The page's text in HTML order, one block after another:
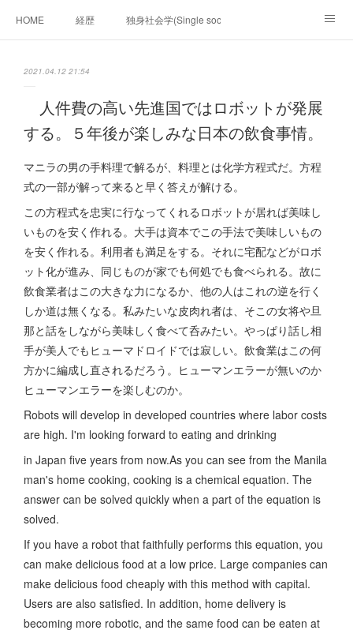
HOME 経歴 独身社会学(Single sociology)と高齢化社会学
移動出来て、工場で作る建物。未来２１００研究所
「心神の夢想２０２０」 フィリピンマンションは買うべきでは無い理由は全
海外生活の掟
フィリピンの問題点 フィリピンの歴史
フィリピン経済談義 ファッションを考える 漫画
未来２１００研究所他のアイデアマニラ男の手料理 総集編
https://globalclub.amebaownd.com/
2021.04.12 21:54
人件費の高い先進国ではロボットが発展
する。５年後が楽しみな日本の飲食事情。
マニラの男の手料理で解るが、料理とは化学方程式だ。方程
式の一部が解って来ると早く答えが解ける。
この方程式を忠実に行なってくれるロボットが居れば美味し
いものを安く作れる。大手は資本でこの手法で美味しいもの
を安く作れる。利用者も満足をする。それに宅配などがロボ
ット化が進み、同じものが家でも何処でも食べられる。故に
飲食業者はこの大きな力になるか、他の人はこれの逆を行く
しか道は無くなる。私みたいな皮肉れ者は、そこの女将や旦
那と話をしながら美味しく食べて呑みたい。やっぱり話し相
手が美人でもヒューマドロイドでは寂しい。飲食業はこの何
方かに編成し直されるだろう。ヒューマンエラーが無いのか
ヒューマンエラーを楽しむのか。
Robots will develop in developed countries where labor costs
are high. I'm looking forward to eating and drinking
in Japan five years from now.As you can see from the Manila
man's home cooking, cooking is a chemical equation. The
answer can be solved quickly when a part of the equation is
solved.
If you have a robot that faithfully performs this equation, you
can make delicious food at a low price. Large companies can
make delicious food cheaply with this method with capital.
Users are also satisfied. In addition, home delivery is
becoming more robotic, and the same food can be eaten at